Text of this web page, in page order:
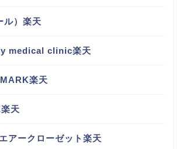
ル）楽天
medical clinic楽天
楽天
天
アークローゼット楽天